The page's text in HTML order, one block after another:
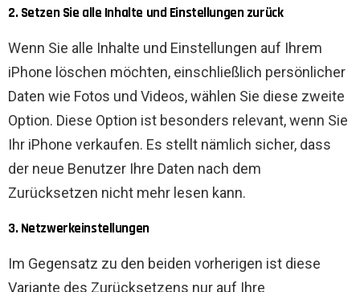
2. Setzen Sie alle Inhalte und Einstellungen zurück
Wenn Sie alle Inhalte und Einstellungen auf Ihrem
iPhone löschen möchten, einschließlich persönlicher
Daten wie Fotos und Videos, wählen Sie diese zweite
Option. Diese Option ist besonders relevant, wenn Sie
Ihr iPhone verkaufen. Es stellt nämlich sicher, dass
der neue Benutzer Ihre Daten nach dem
Zurücksetzen nicht mehr lesen kann.
3. Netzwerkeinstellungen
Im Gegensatz zu den beiden vorherigen ist diese
Variante des Zurücksetzens nur auf Ihre